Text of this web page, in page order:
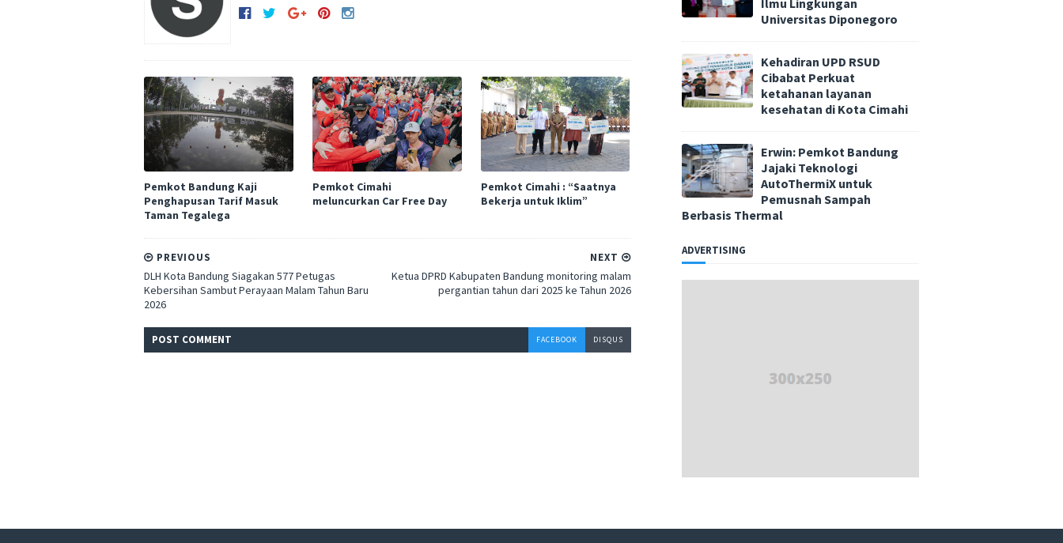
Pemkot Bandung Kaji
Penghapusan Tarif Masuk
Taman Tegalega
Pemkot Cimahi
meluncurkan Car Free Day
Pemkot Cimahi : “Saatnya
Bekerja untuk Iklim”
NEXT
Ketua DPRD Kabupaten Bandung monitoring malam
pergantian tahun dari 2025 ke Tahun 2026
PREVIOUS
DLH Kota Bandung Siagakan 577 Petugas
Kebersihan Sambut Perayaan Malam Tahun Baru
2026
POST COMMENT FACEBOOK DISQUS
Ilmu Lingkungan
Universitas Diponegoro
Kehadiran UPD RSUD
Cibabat Perkuat
ketahanan layanan
kesehatan di Kota Cimahi
Erwin: Pemkot Bandung
Jajaki Teknologi
AutoThermiX untuk
Pemusnah Sampah
Berbasis Thermal
ADVERTISING